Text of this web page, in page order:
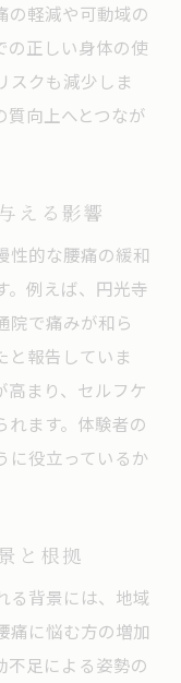
容を比較する
用ポイント
際の注意点
を紹介
選び方とは
ための視点
頼性チェック
ポイント
法
めの工夫
防止に有効
用する利点
発防止の鍵
の軽減や可動域の
の正しい身体の使
スクも減少しま
質向上へとつなが
える影響
性的な腰痛の緩和
。例えば、円光寺
院で痛みが和ら
と報告していま
高まり、セルフケ
れます。体験者の
に役立っているか
と根拠
る背景には、地域
痛に悩む方の増加
不足による姿勢の